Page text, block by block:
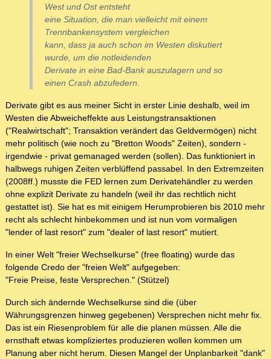
West und Ost entsteht
eine Situation, die man vielleicht mit einem
Trennbankensystem vergleichen
kann, dass ja auch schon im Westen diskutiert
wurde, um die notleidenden
Derivate in eine Bad-Bank auszulagern und so
einen Crash abzufedern.
Derivate gibt es aus meiner Sicht in erster Linie deshalb, weil im
Westen die Abweicheffekte aus Leistungstransaktionen
("Realwirtschaft"; Transaktion verändert das Geldvermögen) nicht
mehr politisch (wie noch zu "Bretton Woods" Zeiten), sondern -
irgendwie - privat gemanaged werden (sollen). Das funktioniert in
halbwegs ruhigen Zeiten verblüffend passabel. In den Extremzeiten
(2008ff.) musste die FED lernen zum Derivatehändler zu werden
ohne explizit Derivate zu handeln (weil ihr das rechtlich nicht
gestattet ist). Sie hat es mit einigem Herumprobieren bis 2010 mehr
recht als schlecht hinbekommen und ist nun vom vormaligen
"lender of last resort" zum "dealer of last resort" mutiert.
In einer Welt "freier Wechselkurse" (free floating) wurde das
folgende Credo der "freien Welt" aufgegeben:
"Freie Preise, feste Versprechen." (Stützel)
Durch sich ändernde Wechselkurse sind die (über
Währungsgrenzen hinweg gegebenen) Versprechen nicht mehr fix.
Das ist ein Riesenproblem für alle die planen müssen. Alle die
ernsthaft etwas kompliziertes produzieren wollen kommen um
Planung aber nicht herum. Diesen Mangel der Unplanbarkeit "dank"